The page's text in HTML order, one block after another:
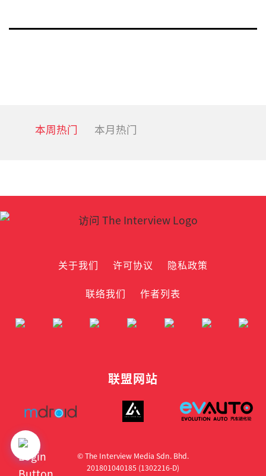
本周热门 本月热门
关于我们 许可协议
隐私政策
联络我们
作者列表
联盟网站
© The Interview Media Sdn. Bhd.
201801040185 (1302216­-D)